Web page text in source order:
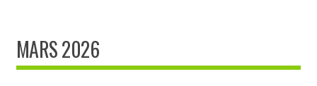
MARS 2026